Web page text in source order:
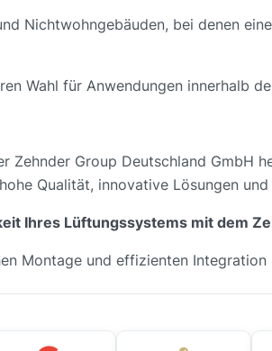
Nichtwohngebäuden, bei denen
Wahl für Anwendungen innerhalb
Group Deutschland GmbH
Qualität, innovative Lösungen
Ihres Lüftungssystems mit dem
Montage und effizienten Integration